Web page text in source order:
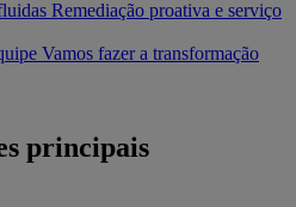
Remediação proativa e serviço
Vamos fazer a transformação
principais